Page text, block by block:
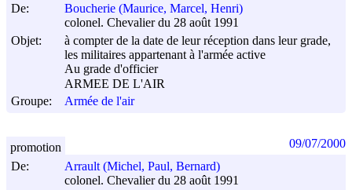
De:
Boucherie (Maurice, Marcel, Henri)
colonel. Chevalier du 28 août 1991
Objet:
à compter de la date de leur réception dans leur grade,
les militaires appartenant à l'armée active
Au grade d'officier
ARMEE DE L'AIR
Groupe:
Armée de l'air
De:
Arrault (Michel, Paul, Bernard)
colonel. Chevalier du 28 août 1991
promotion 09/07/2000